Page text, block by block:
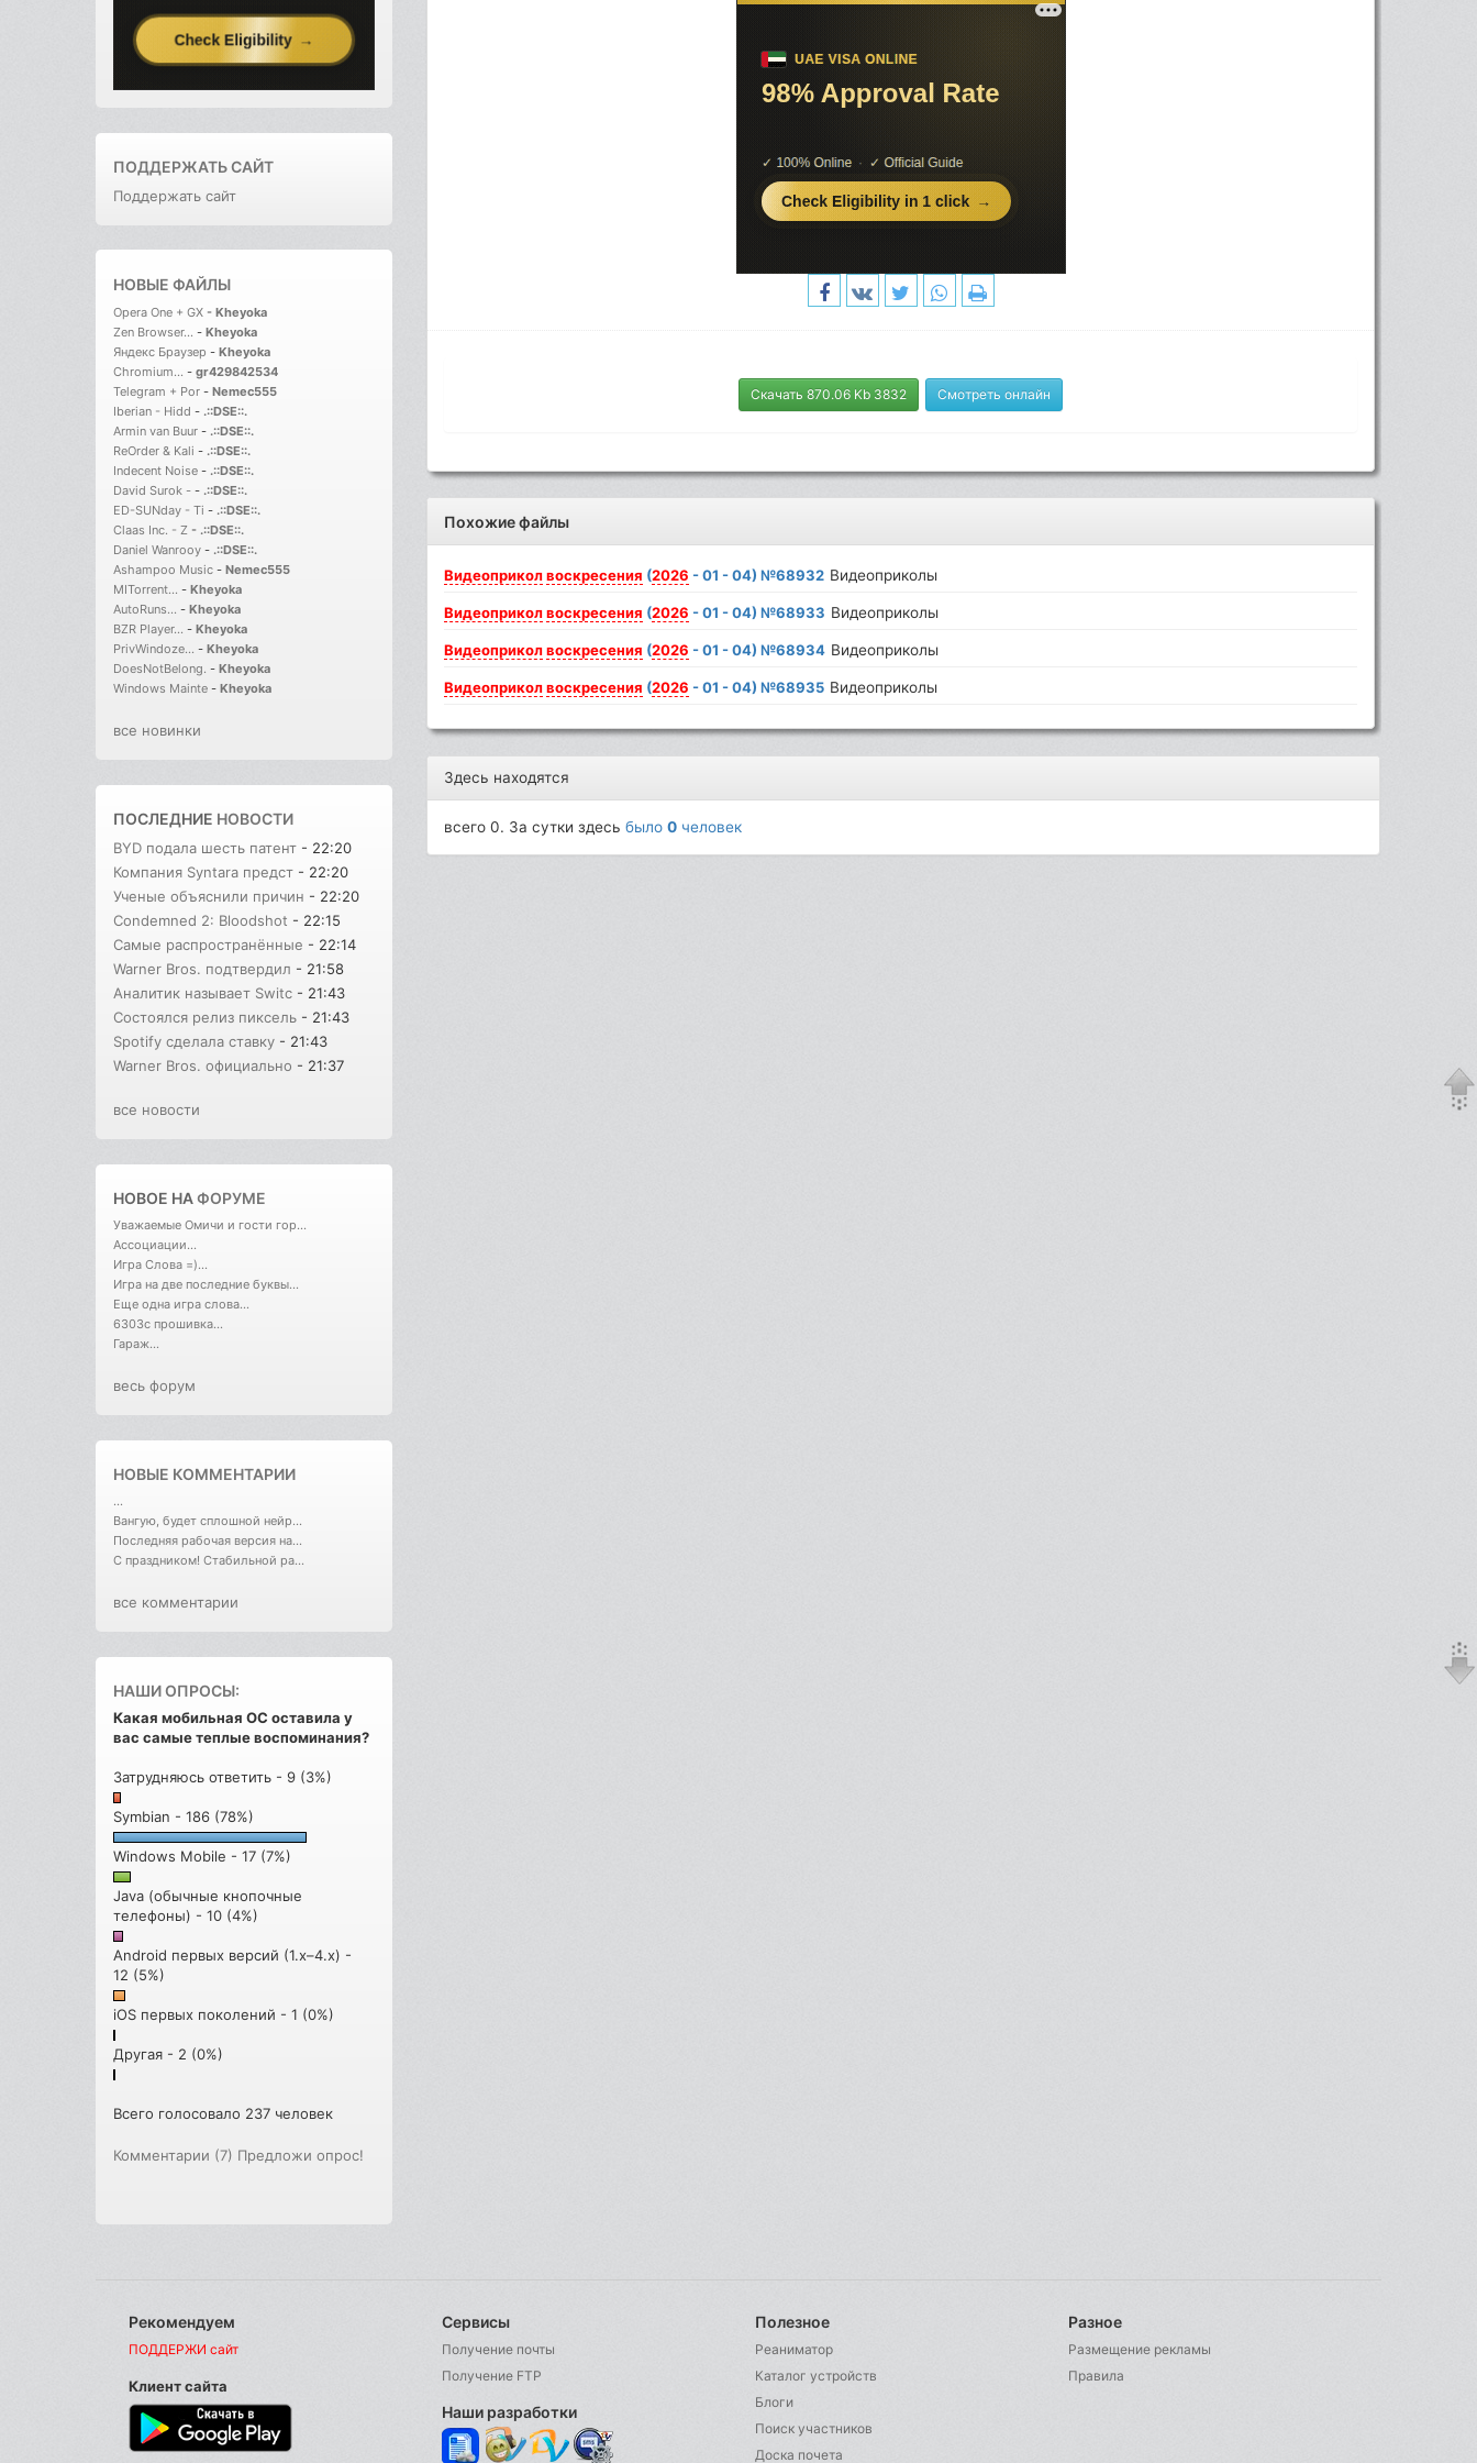
ПОДДЕРЖАТЬ САЙТ
Поддержать сайт
НОВЫЕ ФАЙЛЫ
Opera One + GX - Kheyoka
Zen Browser... - Kheyoka
Яндекс Браузер - Kheyoka
Chromium... - gr429842534
Telegram + Por - Nemec555
Iberian - Hidd - .::DSE::.
Armin van Buur - .::DSE::.
ReOrder & Kali - .::DSE::.
Indecent Noise - .::DSE::.
David Surok - - .::DSE::.
ED-SUNday - Ti - .::DSE::.
Claas Inc. - Z - .::DSE::.
Daniel Wanrooy - .::DSE::.
Ashampoo Music - Nemec555
MITorrent... - Kheyoka
AutoRuns... - Kheyoka
BZR Player... - Kheyoka
PrivWindoze... - Kheyoka
DoesNotBelong. - Kheyoka
Windows Mainte - Kheyoka
все новинки
ПОСЛЕДНИЕ НОВОСТИ
BYD подала шесть патент - 22:20
Компания Syntara предст - 22:20
Ученые объяснили причин - 22:20
Condemned 2: Bloodshot - 22:15
Самые распространённые - 22:14
Warner Bros. подтвердил - 21:58
Аналитик называет Switc - 21:43
Состоялся релиз пиксель - 21:43
Spotify сделала ставку - 21:43
Warner Bros. официально - 21:37
все новости
НОВОЕ НАФОРУМЕ
Уважаемые Омичи и гости гор...
Ассоциации...
Игра Слова =)...
Игра на две последние буквы...
Еще одна игра слова...
6303с прошивка...
Гараж...
весь форум
НОВЫЕ КОММЕНТАРИИ
...
Вангую, будет сплошной нейр...
Последняя рабочая версия на...
С праздником! Стабильной ра...
все комментарии
НАШИ ОПРОСЫ:
Какая мобильная ОС оставила у
вас самые теплые воспоминания?
Затрудняюсь ответить - 9 (3%)
Symbian - 186 (78%)
Windows Mobile - 17 (7%)
Java (обычные кнопочные
телефоны) - 10 (4%)
Android первых версий (1.x–4.x) -
12 (5%)
iOS первых поколений - 1 (0%)
Другая - 2 (0%)
Всего голосовало 237 человек
Комментарии (7) Предложи опрос!
Скачать 870.06 Kb 3832 Смотреть онлайн
Похожие файлы
Видеоприколвоскресения (2026 - 01 - 04) №68932 Видеоприколы
Видеоприколвоскресения (2026 - 01 - 04) №68933 Видеоприколы
Видеоприколвоскресения (2026 - 01 - 04) №68934 Видеоприколы
Видеоприколвоскресения (2026 - 01 - 04) №68935 Видеоприколы
Здесь находятся
всего 0. За сутки здесьбыло0 человек
Рекомендуем
ПОДДЕРЖИ сайт
Клиент сайта
Сервисы
Получение почты
Получение FTP
Наши разработки
Полезное
Реаниматор
Каталог устройств
Блоги
Поиск участников
Доска почета
Разное
Размещение рекламы
Правила